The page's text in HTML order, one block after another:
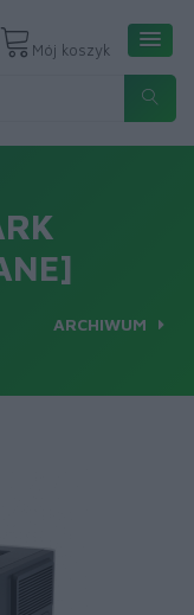
Mój koszyk
ARCHIWUM